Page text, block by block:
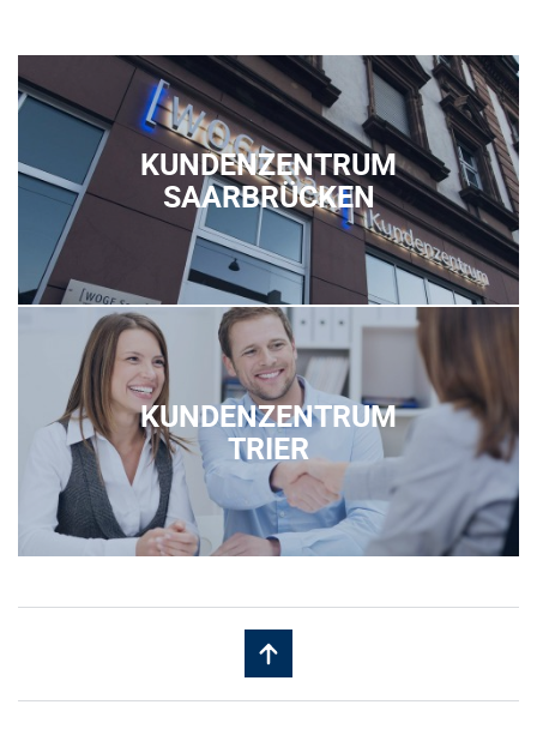
KUNDENZENTRUM
SAARBRÜCKEN
KUNDENZENTRUM
TRIER